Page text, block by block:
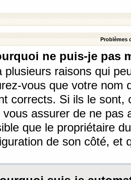
Problèmes
ne puis-je pas
plusieurs raisons qui
vous que votre nom
corrects. Si ils le sont,
vous assurer de ne pas
que le propriétaire
de son côté, et